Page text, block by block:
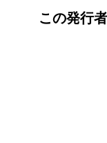
この発行